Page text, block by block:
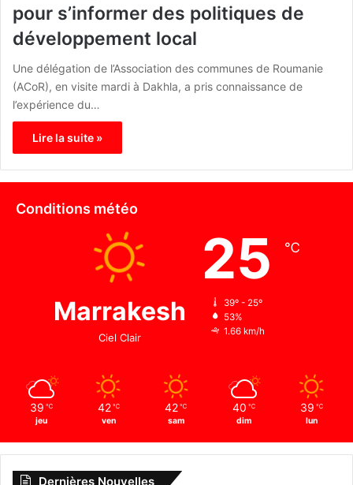
pour s’informer des politiques de
développement local
Une délégation de l’Association des communes de Roumanie
(ACoR), en visite mardi à Dakhla, a pris connaissance de
l’expérience du…
Lire la suite »
Conditions météo
Marrakesh
Ciel Clair
25 ℃
39º - 25º
53%
1.66 km/h
39 ℃
jeu
42 ℃
ven
42 ℃
sam
40 ℃
dim
39 ℃
lun
Dernières Nouvelles